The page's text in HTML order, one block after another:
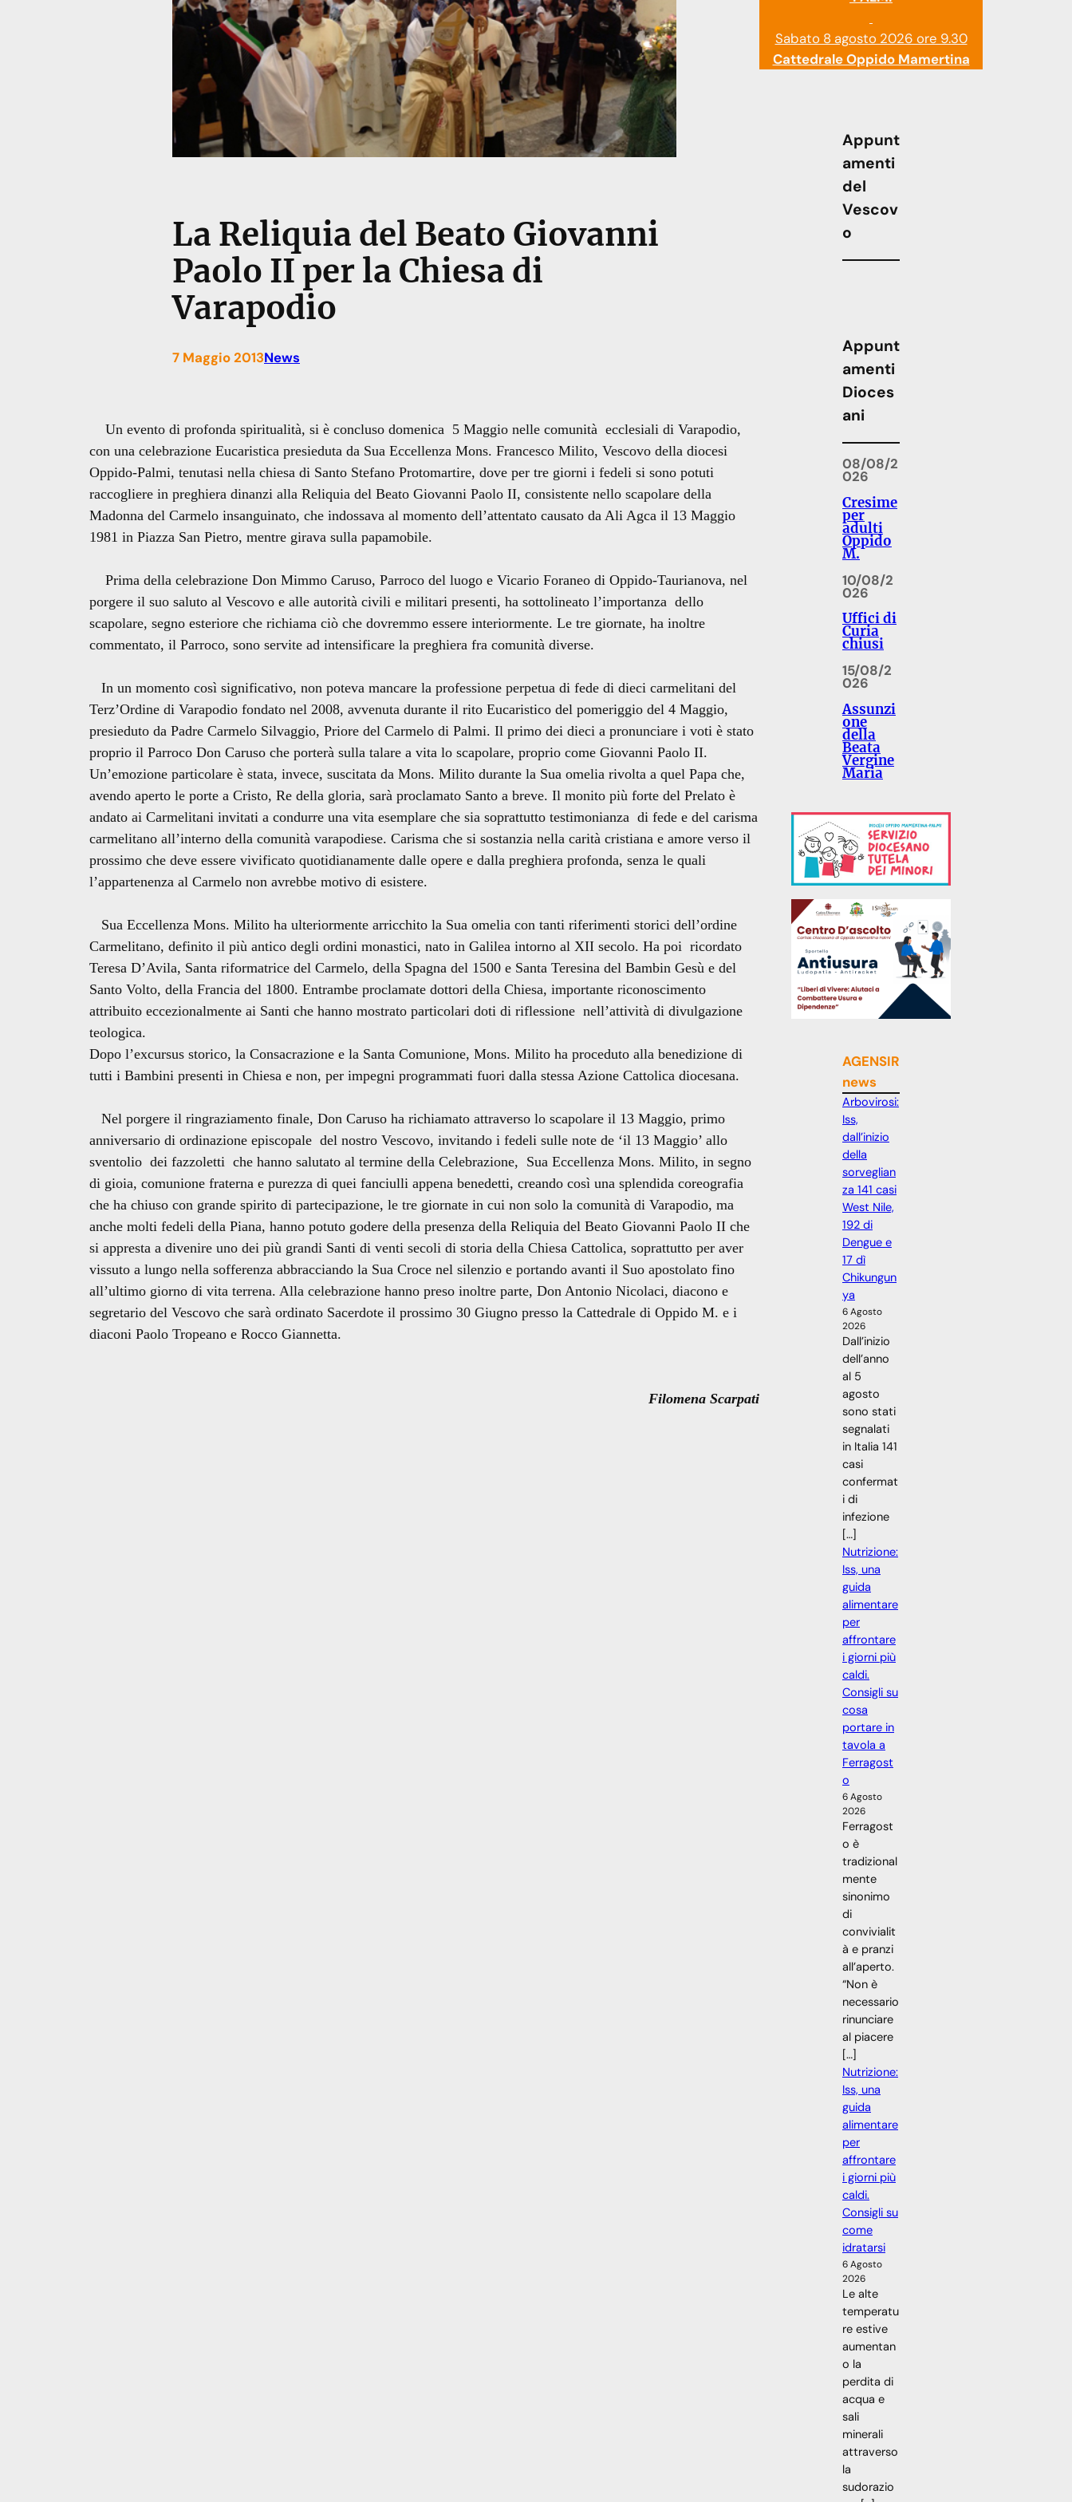
La Reliquia del Beato Giovanni
Paolo II per la Chiesa di
Varapodio
7 Maggio 2013News
Un evento di profonda spiritualità, si è concluso domenica 5 Maggio nelle comunità ecclesiali di Varapodio,
con una celebrazione Eucaristica presieduta da Sua Eccellenza Mons. Francesco Milito, Vescovo della diocesi
Oppido-Palmi, tenutasi nella chiesa di Santo Stefano Protomartire, dove per tre giorni i fedeli si sono potuti
raccogliere in preghiera dinanzi alla Reliquia del Beato Giovanni Paolo II, consistente nello scapolare della
Madonna del Carmelo insanguinato, che indossava al momento dell’attentato causato da Ali Agca il 13 Maggio
1981 in Piazza San Pietro, mentre girava sulla papamobile.
Prima della celebrazione Don Mimmo Caruso, Parroco del luogo e Vicario Foraneo di Oppido-Taurianova, nel
porgere il suo saluto al Vescovo e alle autorità civili e militari presenti, ha sottolineato l’importanza dello
scapolare, segno esteriore che richiama ciò che dovremmo essere interiormente. Le tre giornate, ha inoltre
commentato, il Parroco, sono servite ad intensificare la preghiera fra comunità diverse.
In un momento così significativo, non poteva mancare la professione perpetua di fede di dieci carmelitani del
Terz’Ordine di Varapodio fondato nel 2008, avvenuta durante il rito Eucaristico del pomeriggio del 4 Maggio,
presieduto da Padre Carmelo Silvaggio, Priore del Carmelo di Palmi. Il primo dei dieci a pronunciare i voti è stato
proprio il Parroco Don Caruso che porterà sulla talare a vita lo scapolare, proprio come Giovanni Paolo II.
Un’emozione particolare è stata, invece, suscitata da Mons. Milito durante la Sua omelia rivolta a quel Papa che,
avendo aperto le porte a Cristo, Re della gloria, sarà proclamato Santo a breve. Il monito più forte del Prelato è
andato ai Carmelitani invitati a condurre una vita esemplare che sia soprattutto testimonianza di fede e del carisma
carmelitano all’interno della comunità varapodiese. Carisma che si sostanzia nella carità cristiana e amore verso il
prossimo che deve essere vivificato quotidianamente dalle opere e dalla preghiera profonda, senza le quali
l’appartenenza al Carmelo non avrebbe motivo di esistere.
Sua Eccellenza Mons. Milito ha ulteriormente arricchito la Sua omelia con tanti riferimenti storici dell’ordine
Carmelitano, definito il più antico degli ordini monastici, nato in Galilea intorno al XII secolo. Ha poi ricordato
Teresa D’Avila, Santa riformatrice del Carmelo, della Spagna del 1500 e Santa Teresina del Bambin Gesù e del
Santo Volto, della Francia del 1800. Entrambe proclamate dottori della Chiesa, importante riconoscimento
attribuito eccezionalmente ai Santi che hanno mostrato particolari doti di riflessione nell’attività di divulgazione
teologica.
Dopo l’excursus storico, la Consacrazione e la Santa Comunione, Mons. Milito ha proceduto alla benedizione di
tutti i Bambini presenti in Chiesa e non, per impegni programmati fuori dalla stessa Azione Cattolica diocesana.
Nel porgere il ringraziamento finale, Don Caruso ha richiamato attraverso lo scapolare il 13 Maggio, primo
anniversario di ordinazione episcopale del nostro Vescovo, invitando i fedeli sulle note de ‘il 13 Maggio’ allo
sventolio dei fazzoletti che hanno salutato al termine della Celebrazione, Sua Eccellenza Mons. Milito, in segno
di gioia, comunione fraterna e purezza di quei fanciulli appena benedetti, creando così una splendida coreografia
che ha chiuso con grande spirito di partecipazione, le tre giornate in cui non solo la comunità di Varapodio, ma
anche molti fedeli della Piana, hanno potuto godere della presenza della Reliquia del Beato Giovanni Paolo II che
si appresta a divenire uno dei più grandi Santi di venti secoli di storia della Chiesa Cattolica, soprattutto per aver
vissuto a lungo nella sofferenza abbracciando la Sua Croce nel silenzio e portando avanti il Suo apostolato fino
all’ultimo giorno di vita terrena. Alla celebrazione hanno preso inoltre parte, Don Antonio Nicolaci, diacono e
segretario del Vescovo che sarà ordinato Sacerdote il prossimo 30 Giugno presso la Cattedrale di Oppido M. e i
diaconi Paolo Tropeano e Rocco Giannetta.
Filomena Scarpati
Sabato 8 agosto 2026 ore 9.30
Cattedrale Oppido Mamertina
Appunt
amenti
del
Vescov
o
Appunt
amenti
Dioces
ani
08/08/2
026
Cresime
per
adulti
Oppido
M.
10/08/2
026
Uffici di
Curia
chiusi
15/08/2
026
Assunzi
one
della
Beata
Vergine
Maria
AGENSIR
news
Arbovirosi:
Iss,
dall’inizio
della
sorveglian
za 141 casi
West Nile,
192 di
Dengue e
17 dì
Chikungun
ya
6 Agosto
2026
Dall’inizio
dell’anno
al 5
agosto
sono stati
segnalati
in Italia 141
casi
confermat
i di
infezione
[…]
Nutrizione:
Iss, una
guida
alimentare
per
affrontare
i giorni più
caldi.
Consigli su
cosa
portare in
tavola a
Ferragost
o
6 Agosto
2026
Ferragost
o è
tradizional
mente
sinonimo
di
convivialit
à e pranzi
all’aperto.
“Non è
necessario
rinunciare
al piacere
[…]
Nutrizione:
Iss, una
guida
alimentare
per
affrontare
i giorni più
caldi.
Consigli su
come
idratarsi
6 Agosto
2026
Le alte
temperatu
re estive
aumentan
o la
perdita di
acqua e
sali
minerali
attraverso
la
sudorazio